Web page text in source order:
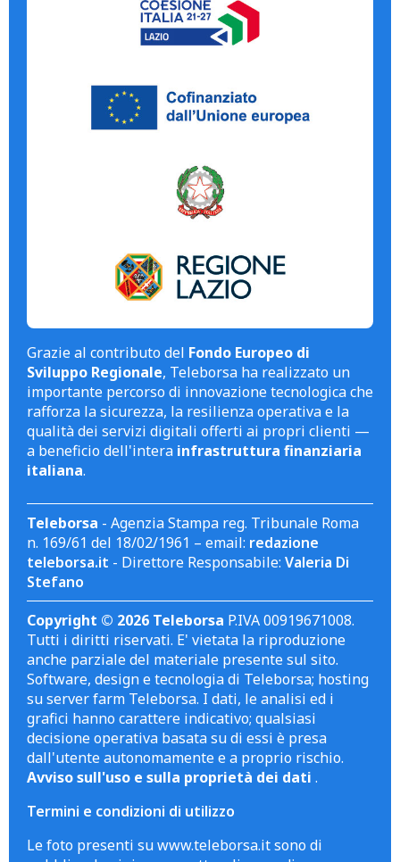
Grazie al contributo del Fondo Europeo di
Sviluppo Regionale, Teleborsa ha realizzato un
importante percorso di innovazione tecnologica che
rafforza la sicurezza, la resilienza operativa e la
qualità dei servizi digitali offerti ai propri clienti —
a beneficio dell'intera infrastruttura finanziaria
italiana.
Teleborsa - Agenzia Stampa reg. Tribunale Roma
n. 169/61 del 18/02/1961 – email: redazione
teleborsa.it - Direttore Responsabile: Valeria Di
Stefano
Copyright © 2026 Teleborsa P.IVA 00919671008.
Tutti i diritti riservati. E' vietata la riproduzione
anche parziale del materiale presente sul sito.
Software, design e tecnologia di Teleborsa; hosting
su server farm Teleborsa. I dati, le analisi ed i
grafici hanno carattere indicativo; qualsiasi
decisione operativa basata su di essi è presa
dall'utente autonomamente e a proprio rischio.
Avviso sull'uso e sulla proprietà dei dati .
Termini e condizioni di utilizzo
Le foto presenti su www.teleborsa.it sono di